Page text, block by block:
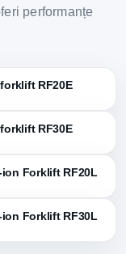
performanțe
RF20E
RF30E
Forklift RF20L
Forklift RF30L